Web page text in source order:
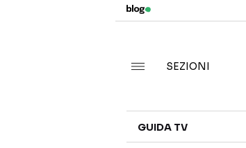
SEZIONI
GUIDA TV